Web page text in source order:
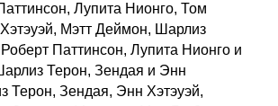
Лупита Нионго, Том
Мэтт Деймон, Шарлиз
Паттинсон, Лупита Нионго и
Терон, Зендая и Энн
Терон, Зендая, Энн Хэтэуэй,